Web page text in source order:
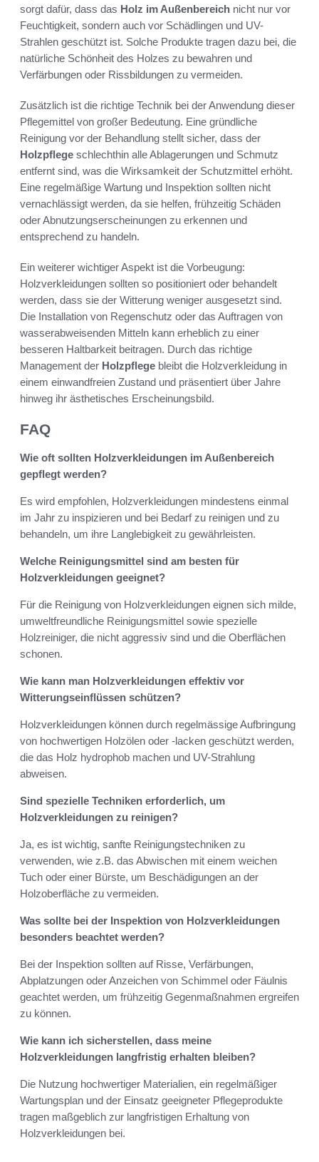
sorgt dafür, dass das Holz im Außenbereich nicht nur vor
Feuchtigkeit, sondern auch vor Schädlingen und UV-
Strahlen geschützt ist. Solche Produkte tragen dazu bei, die
natürliche Schönheit des Holzes zu bewahren und
Verfärbungen oder Rissbildungen zu vermeiden.
Zusätzlich ist die richtige Technik bei der Anwendung dieser
Pflegemittel von großer Bedeutung. Eine gründliche
Reinigung vor der Behandlung stellt sicher, dass der
Holzpflege schlechthin alle Ablagerungen und Schmutz
entfernt sind, was die Wirksamkeit der Schutzmittel erhöht.
Eine regelmäßige Wartung und Inspektion sollten nicht
vernachlässigt werden, da sie helfen, frühzeitig Schäden
oder Abnutzungserscheinungen zu erkennen und
entsprechend zu handeln.
Ein weiterer wichtiger Aspekt ist die Vorbeugung:
Holzverkleidungen sollten so positioniert oder behandelt
werden, dass sie der Witterung weniger ausgesetzt sind.
Die Installation von Regenschutz oder das Auftragen von
wasserabweisenden Mitteln kann erheblich zu einer
besseren Haltbarkeit beitragen. Durch das richtige
Management der Holzpflege bleibt die Holzverkleidung in
einem einwandfreien Zustand und präsentiert über Jahre
hinweg ihr ästhetisches Erscheinungsbild.
FAQ
Wie oft sollten Holzverkleidungen im Außenbereich
gepflegt werden?
Es wird empfohlen, Holzverkleidungen mindestens einmal
im Jahr zu inspizieren und bei Bedarf zu reinigen und zu
behandeln, um ihre Langlebigkeit zu gewährleisten.
Welche Reinigungsmittel sind am besten für
Holzverkleidungen geeignet?
Für die Reinigung von Holzverkleidungen eignen sich milde,
umweltfreundliche Reinigungsmittel sowie spezielle
Holzreiniger, die nicht aggressiv sind und die Oberflächen
schonen.
Wie kann man Holzverkleidungen effektiv vor
Witterungseinflüssen schützen?
Holzverkleidungen können durch regelmässige Aufbringung
von hochwertigen Holzölen oder -lacken geschützt werden,
die das Holz hydrophob machen und UV-Strahlung
abweisen.
Sind spezielle Techniken erforderlich, um
Holzverkleidungen zu reinigen?
Ja, es ist wichtig, sanfte Reinigungstechniken zu
verwenden, wie z.B. das Abwischen mit einem weichen
Tuch oder einer Bürste, um Beschädigungen an der
Holzoberfläche zu vermeiden.
Was sollte bei der Inspektion von Holzverkleidungen
besonders beachtet werden?
Bei der Inspektion sollten auf Risse, Verfärbungen,
Abplatzungen oder Anzeichen von Schimmel oder Fäulnis
geachtet werden, um frühzeitig Gegenmaßnahmen ergreifen
zu können.
Wie kann ich sicherstellen, dass meine
Holzverkleidungen langfristig erhalten bleiben?
Die Nutzung hochwertiger Materialien, ein regelmäßiger
Wartungsplan und der Einsatz geeigneter Pflegeprodukte
tragen maßgeblich zur langfristigen Erhaltung von
Holzverkleidungen bei.